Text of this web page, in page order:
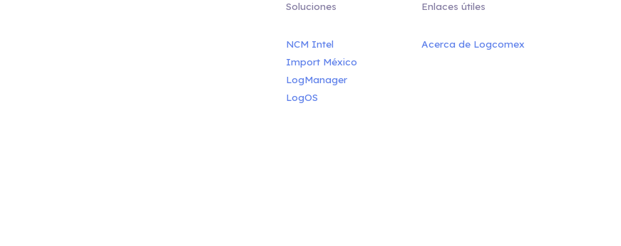
Soluciones
NCM Intel
Import México
LogManager
LogOS
Enlaces útiles
Acerca de Logcomex